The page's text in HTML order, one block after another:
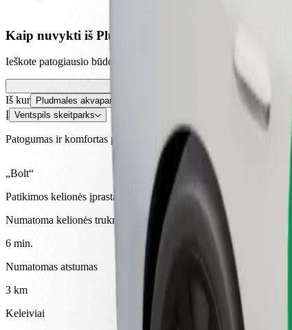
Kaip nuvykti iš Pludmales akvaparks - Ventspils į
Ieškote patogiausio būdo nukeliauti iš Pludmales akvaparks -
Iš kur Pludmales akvaparks - Ventspils
Į Ventspils skeitparks
Patogumas ir komfortas pasiekiami vos keliais spustelėjimais!
„Bolt“
Patikimos kelionės įprastais vidutinio dydžio automobiliais
Numatoma kelionės trukmė
6 min.
Numatomas atstumas
3 km
Keleiviai